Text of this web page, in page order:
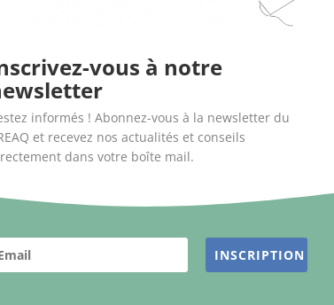
Suivez-nous !
vous à notre
informés ! Abonnez-vous à la newsletter du
et recevez nos actualités et conseils
dans votre boîte mail.
INSCRIPTION